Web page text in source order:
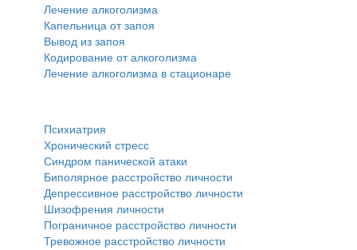
Лечение алкоголизма
Капельница от запоя
Вывод из запоя
Кодирование от алкоголизма
Лечение алкоголизма в стационаре
Психиатрия
Хронический стресс
Синдром панической атаки
Биполярное расстройство личности
Депрессивное расстройство личности
Шизофрения личности
Пограничное расстройство личности
Тревожное расстройство личности